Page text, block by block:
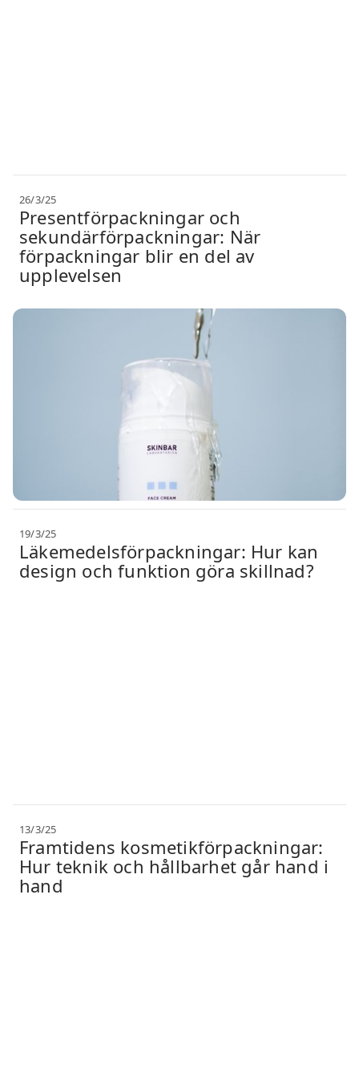
26/3/25
Presentförpackningar och
sekundärförpackningar: När
förpackningar blir en del av
upplevelsen
19/3/25
Läkemedelsförpackningar: Hur kan
design och funktion göra skillnad?
13/3/25
Framtidens kosmetikförpackningar:
Hur teknik och hållbarhet går hand i
hand